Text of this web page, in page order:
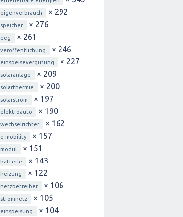
eigenverbrauch × 292
speicher × 276
eeg × 261
veröffentlichung × 246
einspeisevergütung × 227
solaranlage × 209
solarthermie × 200
solarstrom × 197
elektroauto × 190
wechselrichter × 162
e-mobility × 157
modul × 151
batterie × 143
heizung × 122
netzbetreiber × 106
stromnetz × 105
einspeisung × 104